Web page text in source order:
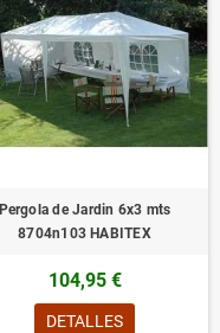
Pergola de Jardin 6x3 mts
8704n103 HABITEX
104,95 €
DETALLES